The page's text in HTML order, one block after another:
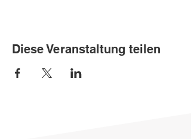
Diese Veranstaltung teilen